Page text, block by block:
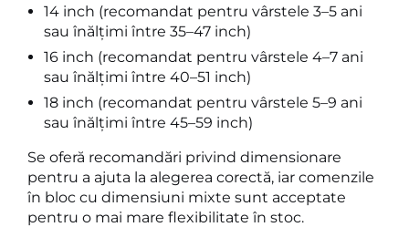
14 inch (recomandat pentru vârstele 3–5 ani
sau înălțimi între 35–47 inch)
16 inch (recomandat pentru vârstele 4–7 ani
sau înălțimi între 40–51 inch)
18 inch (recomandat pentru vârstele 5–9 ani
sau înălțimi între 45–59 inch)
Se oferă recomandări privind dimensionare
pentru a ajuta la alegerea corectă, iar comenzile
în bloc cu dimensiuni mixte sunt acceptate
pentru o mai mare flexibilitate în stoc.